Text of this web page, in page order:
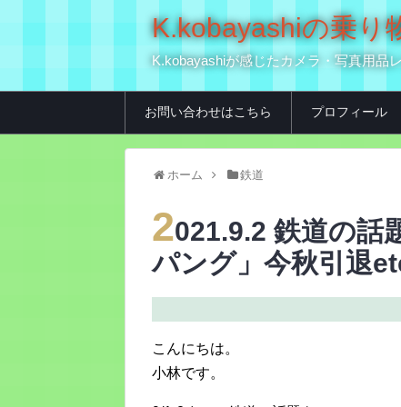
K.kobayashiの乗り
K.kobayashiが感じたカメラ・写真用品
お問い合わせはこちら プロフィール
ホーム 鉄道
2021.9.2 鉄道の話
パング」今秋引退
こんにちは。
小林です。